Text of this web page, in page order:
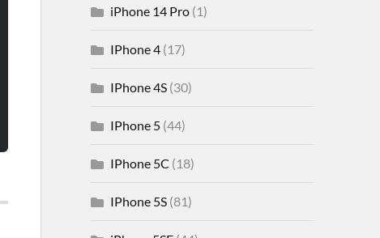
iPhone 14 Pro(1)
IPhone 4(17)
IPhone 4S(30)
IPhone 5(44)
IPhone 5C (18)
IPhone 5S(81)